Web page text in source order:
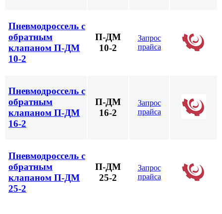
Пневмодроссель с
обратным
клапаном П-ДМ
10-2
П-ДМ
10-2
Запрос
прайса
Пневмодроссель с
обратным
клапаном П-ДМ
16-2
П-ДМ
16-2
Запрос
прайса
Пневмодроссель с
обратным
клапаном П-ДМ
25-2
П-ДМ
25-2
Запрос
прайса